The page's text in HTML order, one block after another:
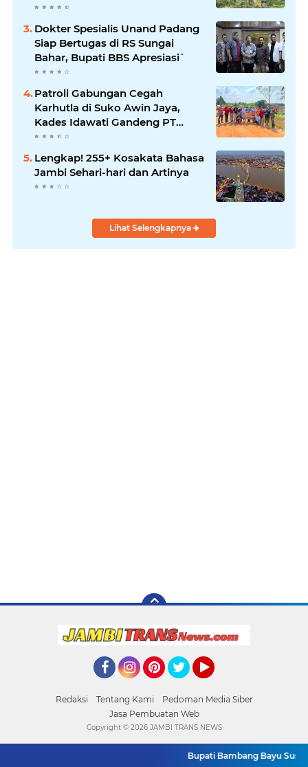
Dokter Spesialis Unand Padang
Siap Bertugas di RS Sungai
Bahar, Bupati BBS Apresiasi`
Patroli Gabungan Cegah
Karhutla di Suko Awin Jaya,
Kades Idawati Gandeng PT
BBB-S, TNI dan BPD
Lengkap! 255+ Kosakata Bahasa
Jambi Sehari-hari dan Artinya
Lihat Selengkapnya
Redaksi Tentang Kami
Pedoman Media Siber
Jasa Pembuatan Web
Bupati Bambang Bayu
Copyright © 2026 JAMBI TRANS NEWS